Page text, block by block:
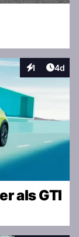
1
Interaktionen
4d
als GTI